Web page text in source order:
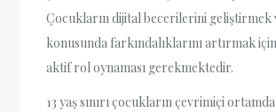
Çocukların dijital becerilerini geliştirmek
konusunda farkındalıklarını artırmak
aktif rol oynaması gerekmektedir.
13 yaş sınırı çocukların çevrimiçi